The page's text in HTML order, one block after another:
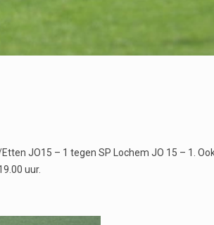
JO15 – 1 tegen SP Lochem JO 15 – 1.
uur.